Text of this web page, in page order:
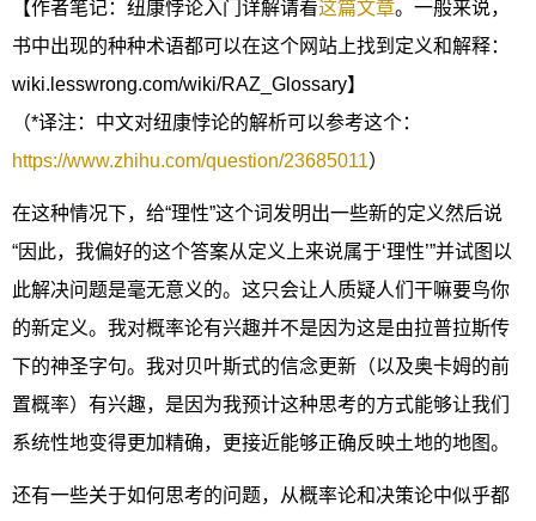
【作者笔记：纽康悖论入门详解请看这篇文章。一般来说，
书中出现的种种术语都可以在这个网站上找到定义和解释：
wiki.lesswrong.com/wiki/RAZ_Glossary】
（*译注：中文对纽康悖论的解析可以参考这个：
https://www.zhihu.com/question/23685011）
在这种情况下，给“理性”这个词发明出一些新的定义然后说
“因此，我偏好的这个答案从定义上来说属于‘理性’”并试图以
此解决问题是毫无意义的。这只会让人质疑人们干嘛要鸟你
的新定义。我对概率论有兴趣并不是因为这是由拉普拉斯传
下的神圣字句。我对贝叶斯式的信念更新（以及奥卡姆的前
置概率）有兴趣，是因为我预计这种思考的方式能够让我们
系统性地变得更加精确，更接近能够正确反映土地的地图。
还有一些关于如何思考的问题，从概率论和决策论中似乎都